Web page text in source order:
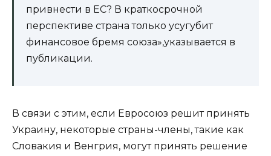
привнести в ЕС? В краткосрочной
перспективе страна только усугубит
финансовое бремя союза»,указывается в
публикации.
В связи с этим, если Евросоюз решит принять
Украину, некоторые страны-члены, такие как
Словакия и Венгрия, могут принять решение